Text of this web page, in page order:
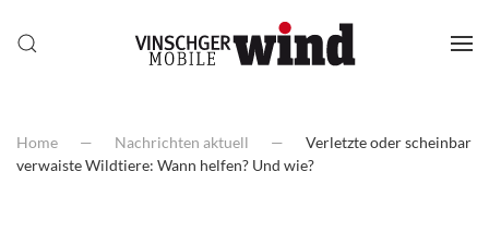
Home Nachrichten aktuell
Verletzte oder scheinbar
verwaiste Wildtiere: Wann helfen? Und wie?